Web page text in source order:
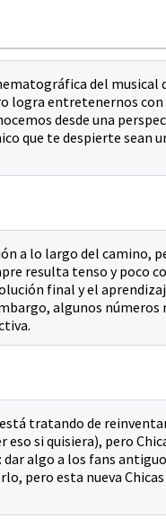
del musical
logra entretenernos
desde una
que te despierte sean
a lo largo del camino,
resulta tenso y poco
final y el
algunos
tratando de
si quisiera), pero
algo a los fans
pero esta nueva